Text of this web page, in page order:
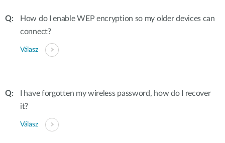
How do I enable WEP encryption so my older devices can
connect?
Válasz
I have forgotten my wireless password, how do I recover
it?
Válasz